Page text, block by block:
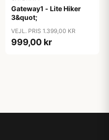
Gateway1 - Lite Hiker
3&quot;
VEJL. PRIS 1.399,00 KR
999,00 kr